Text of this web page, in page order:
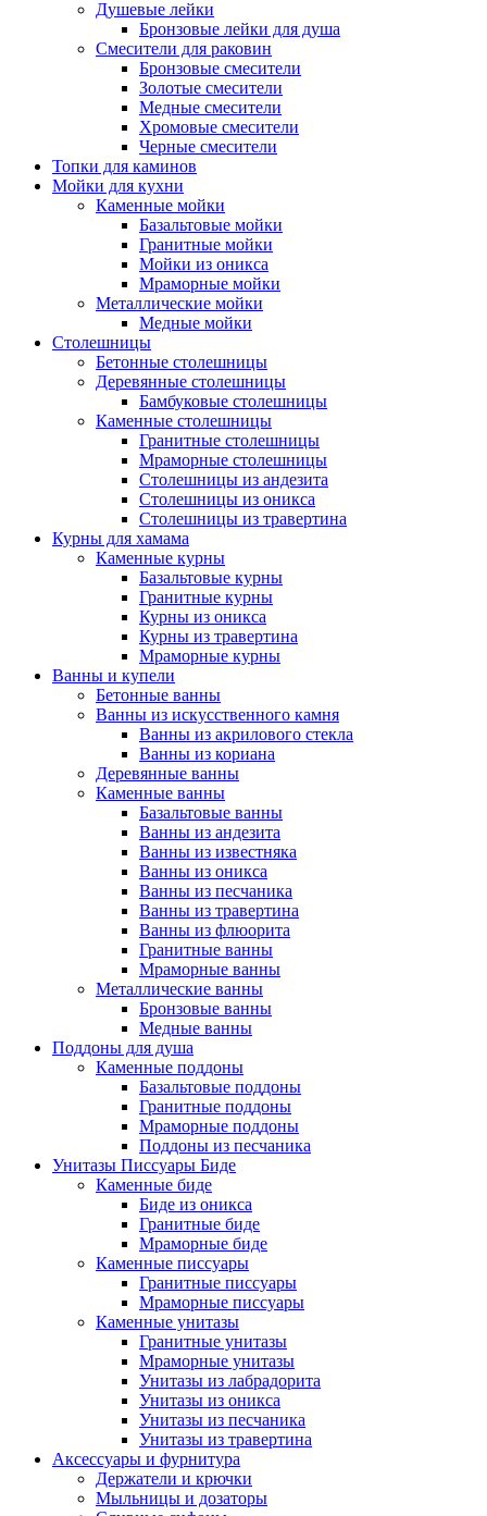
Душевые лейки
Бронзовые лейки для душа
Смесители для раковин
Бронзовые смесители
Золотые смесители
Медные смесители
Хромовые смесители
Черные смесители
Топки для каминов
Мойки для кухни
Каменные мойки
Базальтовые мойки
Гранитные мойки
Мойки из оникса
Мраморные мойки
Металлические мойки
Медные мойки
Столешницы
Бетонные столешницы
Деревянные столешницы
Бамбуковые столешницы
Каменные столешницы
Гранитные столешницы
Мраморные столешницы
Столешницы из андезита
Столешницы из оникса
Столешницы из травертина
Курны для хамама
Каменные курны
Базальтовые курны
Гранитные курны
Курны из оникса
Курны из травертина
Мраморные курны
Ванны и купели
Бетонные ванны
Ванны из искусственного камня
Ванны из акрилового стекла
Ванны из кориана
Деревянные ванны
Каменные ванны
Базальтовые ванны
Ванны из андезита
Ванны из известняка
Ванны из оникса
Ванны из песчаника
Ванны из травертина
Ванны из флюорита
Гранитные ванны
Мраморные ванны
Металлические ванны
Бронзовые ванны
Медные ванны
Поддоны для душа
Каменные поддоны
Базальтовые поддоны
Гранитные поддоны
Мраморные поддоны
Поддоны из песчаника
Унитазы Писсуары Биде
Каменные биде
Биде из оникса
Гранитные биде
Мраморные биде
Каменные писсуары
Гранитные писсуары
Мраморные писсуары
Каменные унитазы
Гранитные унитазы
Мраморные унитазы
Унитазы из лабрадорита
Унитазы из оникса
Унитазы из песчаника
Унитазы из травертина
Аксессуары и фурнитура
Держатели и крючки
Мыльницы и дозаторы